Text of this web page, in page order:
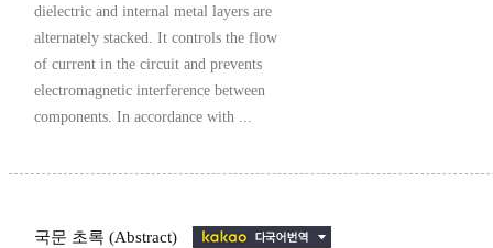
dielectric and internal metal layers are
alternately stacked. It controls the flow
of current in the circuit and prevents
electromagnetic interference between
components. In accordance with ...
국문 초록 (Abstract)